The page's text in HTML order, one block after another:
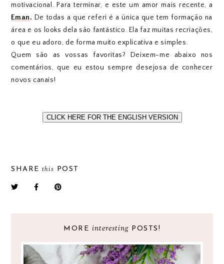
motivacional. Para terminar, e este um amor mais recente, a
Eman. De todas a que referi é a única que tem formação na
área e os looks dela são fantástico. Ela faz muitas recriações,
o que eu adoro, de forma muito explicativa e simples.
Quem são as vossas favoritas? Deixem-me abaixo nos
comentários, que eu estou sempre desejosa de conhecer
novos canais!
CLICK HERE FOR THE ENGLISH VERSION
SHAREthis POST
MORE interesting POSTS!